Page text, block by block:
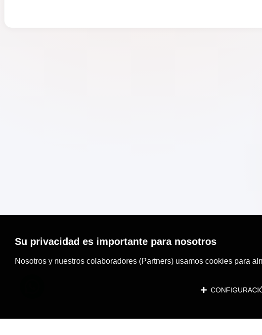
Su privacidad es importante para nosotros
Nosotros y nuestros colaboradores (Partners) usamos cookies para